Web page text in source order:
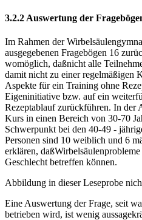
3.2.2 Auswertung der
Im Rahmen der
ausgegebenen Fragebögen 16
womöglich, daßnicht alle
damit nicht zu einer regelmäßigen
Aspekte für ein Training ohne
Eigeninitiative bzw. auf ein
Rezeptablauf zurückführen. In der
Kurs in einen Bereich von 30-70
Schwerpunkt bei den 40-49 -
Personen sind 10 weiblich und 6
erklären,
Geschlecht betreffen können.
Abbildung in dieser Leseprobe
Eine Auswertung der Frage, seit
betrieben wird, ist wenig